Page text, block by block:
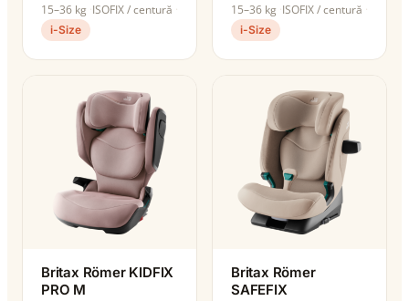
15–36 kg ISOFIX / centură
i-Size
15–36 kg ISOFIX / centură
i-Size
Britax Römer KIDFIX
PRO M
Britax Römer
SAFEFIX